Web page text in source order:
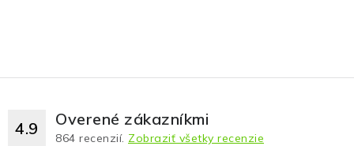
Výpredaj
4.9 Overené zákazníkmi
864 recenzií. Zobraziť všetky recenzie